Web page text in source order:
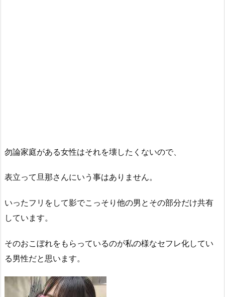
勿論家庭がある女性はそれを壊したくないので、
表立って旦那さんにいう事はありません。
いったフリをして影でこっそり他の男とその部分だけ共有
しています。
そのおこぼれをもらっているのが私の様なセフレ化してい
る男性だと思います。